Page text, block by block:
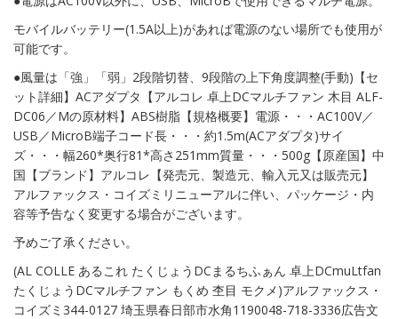
モバイルバッテリー(1.5A以上)があれば電源のない場所でも使用が
可能です。
●風量は「強」「弱」2段階切替、9段階の上下角度調整(手動)【セ
ット詳細】ACアダプタ【アルコレ 卓上DCマルチファン 木目 ALF-
DC06／Mの原材料】ABS樹脂【規格概要】電源・・・AC100V／
USB／MicroB端子コード長・・・約1.5m(ACアダプタ)サイ
ズ・・・幅260*奥行81*高さ251mm質量・・・500g【原産国】中
国【ブランド】アルコレ【発売元、製造元、輸入元又は販売元】
アルファックス・コイズミリニューアルに伴い、パッケージ・内
容等予告なく変更する場合がございます。
予めご了承ください。
(AL COLLE あるこれ たくじょうDCまるちふぁん 卓上DCmuLtfan
たくじょうDCマルチファン もくめ 杢目 モクメ)アルファックス・
コイズミ344-0127 埼玉県春日部市水角1190048-718-3336広告文